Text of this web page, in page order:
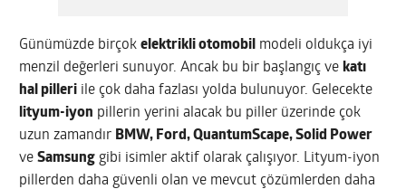
Günümüzde birçokelektrikli otomobil modeli oldukça iyi
menzil değerleri sunuyor. Ancak bu bir başlangıç ve katı
hal pilleri ile çok daha fazlası yolda bulunuyor. Gelecekte
lityum-iyon pillerin yerini alacak bu piller üzerinde çok
uzun zamandır BMW, Ford, QuantumScape, Solid Power
veSamsung gibi isimler aktif olarak çalışıyor. Lityum-iyon
pillerden daha güvenli olan ve mevcut çözümlerden daha